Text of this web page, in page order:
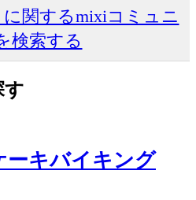
に関するmixiコミュニ
検索する
す
ーキバイキング